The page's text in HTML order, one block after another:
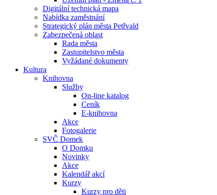
Digitální technická mapa
Nabídka zaměstnání
Strategický plán města Petřvald
Zabezpečená oblast
Rada města
Zastupitelstvo města
Vyžádané dokumenty
Kultura
Knihovna
Služby
On-line katalog
Ceník
E-knihovna
Akce
Fotogalerie
SVČ Domek
O Domku
Novinky
Akce
Kalendář akcí
Kurzy
Kurzy pro děti